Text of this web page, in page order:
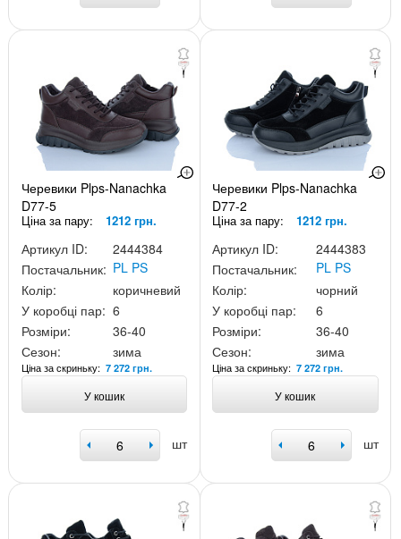
Черевики Plps-Nanachka
D77-5
Ціна за пару: 1212 грн.
Артикул ID:
2444384
Постачальник: PL PS
Колір:
коричневий
У коробці пар: 6
Розміри:
36-40
Сезон:
зима
Ціна за скриньку: 7 272 грн.
У кошик
шт
Черевики Plps-Nanachka
D77-2
Ціна за пару: 1212 грн.
Артикул ID:
2444383
Постачальник:
PL PS
Колір:
чорний
У коробці пар:
6
Розміри:
36-40
Сезон:
зима
Ціна за скриньку:7 272 грн.
У кошик
шт